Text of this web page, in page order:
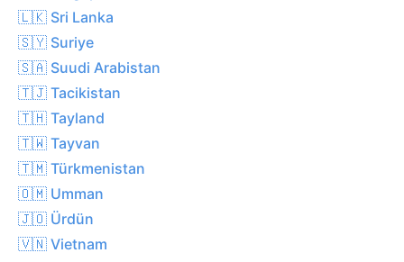
🇱🇰 Sri Lanka
🇸🇾 Suriye
🇸🇦 Suudi Arabistan
🇹🇯 Tacikistan
🇹🇭 Tayland
🇹🇼 Tayvan
🇹🇲 Türkmenistan
🇴🇲 Umman
🇯🇴 Ürdün
🇻🇳 Vietnam